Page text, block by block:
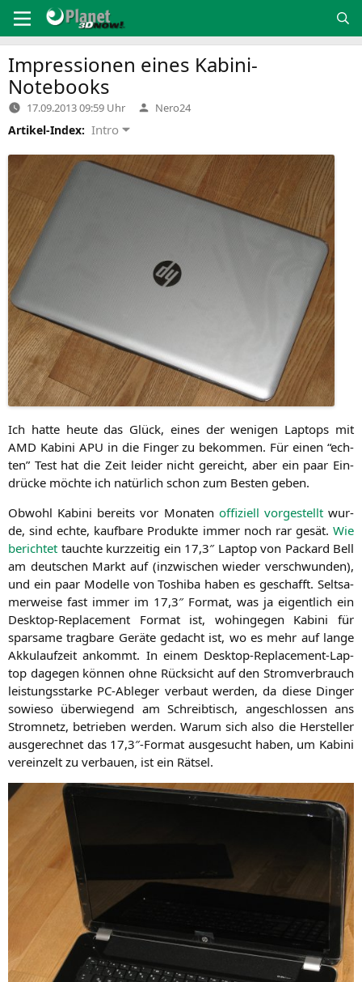
Inhalt
springen
Impressionen eines Kabini-
Notebooks
17.09.2013 09:59 Uhr Verfasst
von
Nero24
Artikel-Index: Intro
Ich hat­te heu­te das Glück, eines der weni­gen Lap­tops mit
AMD Kabi­ni APU in die Fin­ger zu bekom­men. Für einen “ech­
ten” Test hat die Zeit lei­der nicht gereicht, aber ein paar Ein­
drü­cke möch­te ich natür­lich schon zum Bes­ten geben.
Obwohl Kabi­ni bereits vor Mona­ten offi­zi­ell vor­ge­stelltwur­
de, sind ech­te, kauf­ba­re Pro­duk­te immer noch rar gesät. Wie
berich­tet tauch­te kurz­zei­tig ein 17,3″ Lap­top von Packard Bell
am deut­schen Markt auf (inzwi­schen wie­der ver­schwun­den),
und ein paar Model­le von Toshi­ba haben es geschafft. Selt­sa­
mer­wei­se fast immer im 17,3″ For­mat, was ja eigent­lich ein
Desk­top-Repla­ce­ment For­mat ist, wohin­ge­gen Kabi­ni für
spar­sa­me trag­ba­re Gerä­te gedacht ist, wo es mehr auf lan­ge
Akku­lauf­zeit ankommt. In einem Desk­top-Repla­ce­ment-Lap­
top dage­gen kön­nen ohne Rück­sicht auf den Strom­ver­brauch
leis­tungs­star­ke PC-Able­ger ver­baut wer­den, da die­se Din­ger
sowie­so über­wie­gend am Schreib­tisch, ange­schlos­sen ans
Strom­netz, betrie­ben wer­den. War­um sich also die Her­stel­ler
aus­ge­rech­net das 17,3″-Format aus­ge­sucht haben, um Kabi­ni
ver­ein­zelt zu ver­bau­en, ist ein Rätsel.